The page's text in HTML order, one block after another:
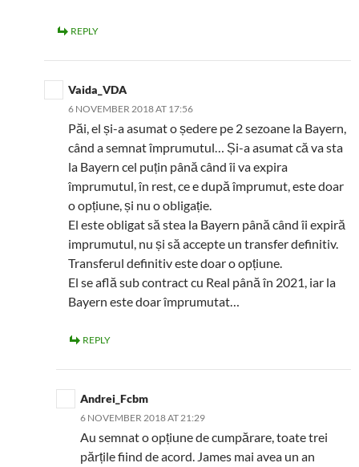
REPLY
Vaida_VDA
6 NOVEMBER 2018 AT 17:56
Păi, el și-a asumat o ședere pe 2 sezoane la Bayern,
când a semnat împrumutul… Și-a asumat că va sta
la Bayern cel puțin până când îi va expira
împrumutul, în rest, ce e după împrumut, este doar
o opțiune, și nu o obligație.
El este obligat să stea la Bayern până când îi expiră
imprumutul, nu și să accepte un transfer definitiv.
Transferul definitiv este doar o opțiune.
El se află sub contract cu Real până în 2021, iar la
Bayern este doar împrumutat…
REPLY
Andrei_Fcbm
6 NOVEMBER 2018 AT 21:29
Au semnat o opțiune de cumpărare, toate trei
părțile fiind de acord. James mai avea un an